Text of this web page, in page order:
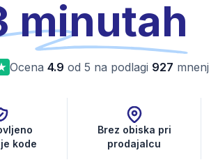
minutah
Ocena 4.9 od 5 na podlagi 927 mnenj
kode
Brez obiska pri
prodajalcu